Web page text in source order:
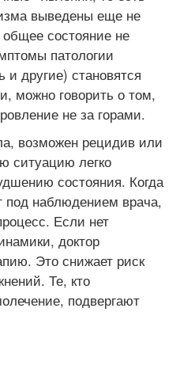
выведены еще не
состояние не
патологии
и другие) становятся
можно говорить о том,
не за горами.
возможен рецидив или
ситуацию легко
состояния. Когда
под наблюдением врача,
Если нет
доктор
Это снижает риск
Те, кто
подвергают